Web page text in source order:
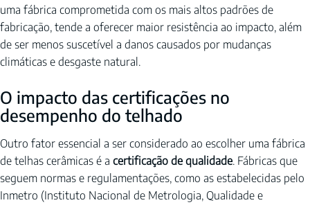
uma fábrica comprometida com os mais altos padrões de
fabricação, tende a oferecer maior resistência ao impacto, além
de ser menos suscetível a danos causados por mudanças
climáticas e desgaste natural.
O impacto das certificações no
desempenho do telhado
Outro fator essencial a ser considerado ao escolher uma fábrica
de telhas cerâmicas é a certificação de qualidade. Fábricas que
seguem normas e regulamentações, como as estabelecidas pelo
Inmetro (Instituto Nacional de Metrologia, Qualidade e